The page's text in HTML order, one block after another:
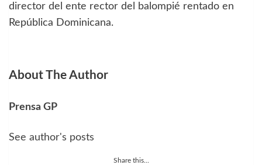
director del ente rector del balompié rentado en
República Dominicana.
About The Author
Prensa GP
See author's posts
Share this...